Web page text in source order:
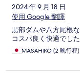
2024 年 9 月 18 日
使用 Google 翻譯
黒部ダムや八方尾根
コスパ良く快適でした
MASAHIKO (2 晚行程)